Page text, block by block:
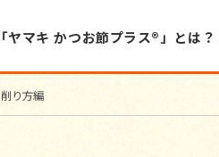
「ヤマキ かつお節プラス®」とは？
削り方編